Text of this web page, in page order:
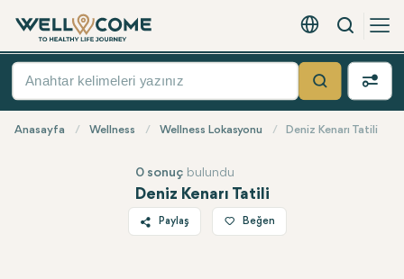
Türkçe - EUR
Arama
Hızlı
Ara
Anasayfa Wellness Wellness Lokasyonu Deniz Kenarı Tatili
Deniz Kenarı Tatili
0 sonuçbulundu
Paylaş Beğen